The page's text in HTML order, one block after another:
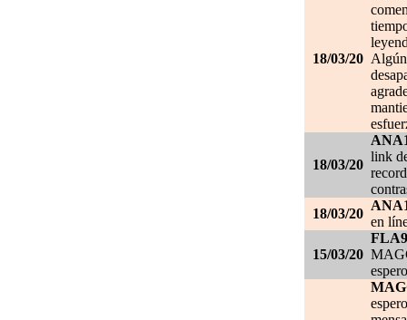
18/03/20
18/03/20
link
18/03/20
en
15/03/20